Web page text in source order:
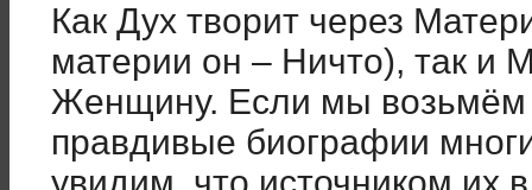
Как Дух творит через
материи он – Ничто), так и
Женщину. Если мы возьмём
правдивые биографии